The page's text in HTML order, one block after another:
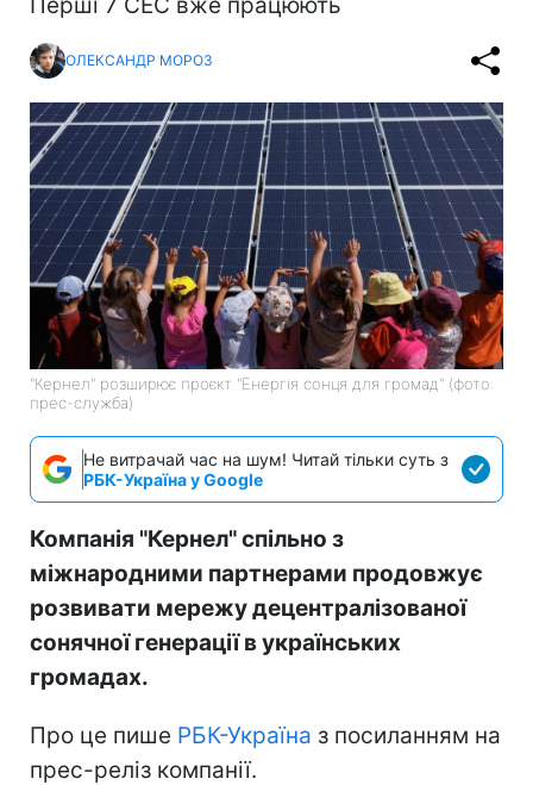
ОЛЕКСАНДР МОРОЗ
"Кернел" розширює проєкт "Енергія сонця для громад" (фото:
прес-служба)
Не витрачай час на шум! Читай тільки суть з
РБК-Україна у Google
Компанія "Кернел" спільно з
міжнародними партнерами продовжує
розвивати мережу децентралізованої
сонячної генерації в українських
громадах.
Про це пише РБК-Україна з посиланням на
прес-реліз компанії.